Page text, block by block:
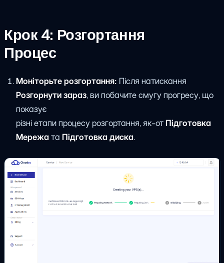
Крок 4: Розгортання
Процес
Моніторьте розгортання: Після натискання
Розгорнути зараз, ви побачите смугу прогресу, що
показує
різні етапи процесу розгортання, як-от Підготовка
Мережата Підготовка диска.